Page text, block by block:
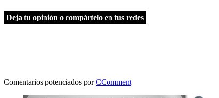
Deja tu opinión o compártelo en tus redes
Comentarios potenciados porCComment